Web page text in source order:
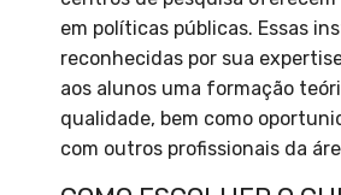
em políticas públicas. Essas
reconhecidas por sua
aos alunos uma formação
qualidade, bem como
com outros profissionais da